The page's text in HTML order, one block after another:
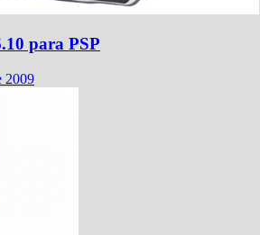
para PSP
2009